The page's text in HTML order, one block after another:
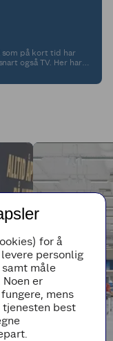
som på kort tid har
også TV. Her har
for å
personlig
måle
er
mens
best